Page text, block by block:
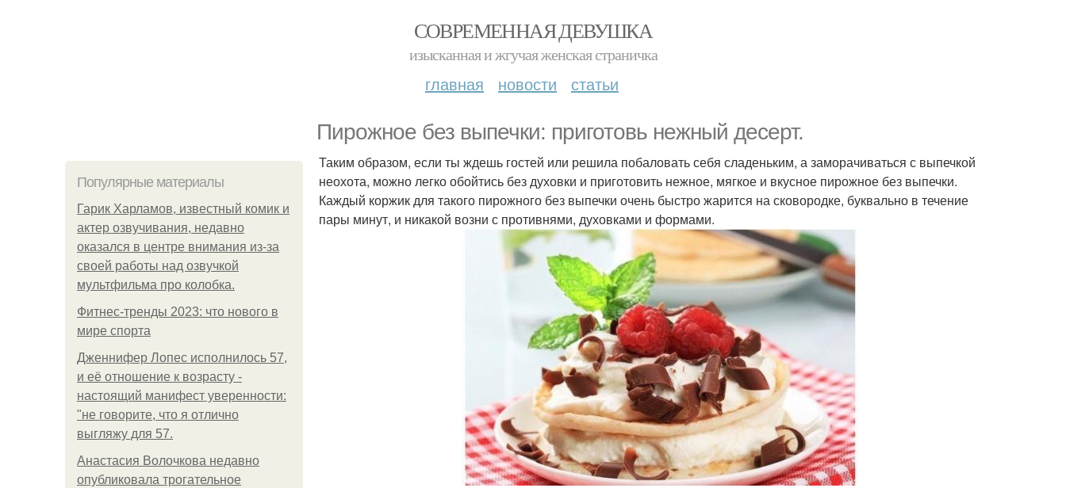
СОВРЕМЕННАЯ ДЕВУШКА
изысканная и жгучая женская страничка
главная новости статьи
Пирожное без выпечки: приготовь нежный десерт.
Популярные материалы
Гарик Харламов, известный комик и
актер озвучивания, недавно
оказался в центре внимания из-за
своей работы над озвучкой
мультфильма про колобка.
Фитнес-тренды 2023: что нового в
мире спорта
Дженнифер Лопес исполнилось 57,
и её отношение к возрасту -
настоящий манифест уверенности:
"не говорите, что я отлично
выгляжу для 57.
Анастасия Волочкова недавно
опубликовала трогательное
Таким образом, если ты ждешь гостей или решила побаловать себя сладеньким, а заморачиваться с выпечкой
неохота, можно легко обойтись без духовки и приготовить нежное, мягкое и вкусное пирожное без выпечки.
Каждый коржик для такого пирожного без выпечки очень быстро жарится на сковородке, буквально в течение
пары минут, и никакой возни с противнями, духовками и формами.